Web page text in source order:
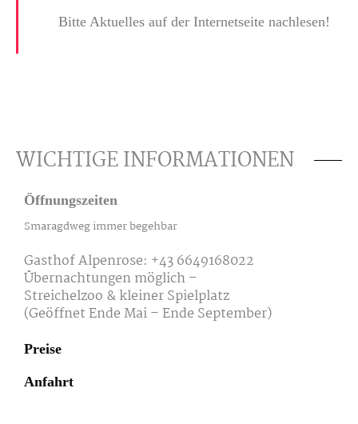
Bitte Aktuelles auf der Internetseite nachlesen!
WICHTIGE INFORMATIONEN
Öffnungszeiten
Smaragdweg immer begehbar
Gasthof Alpenrose: +43 6649168022
Übernachtungen möglich –
Streichelzoo & kleiner Spielplatz
(Geöffnet Ende Mai – Ende September)
Preise
Anfahrt